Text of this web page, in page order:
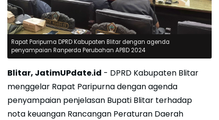
Rapat Paripurna DPRD Kabupaten Blitar dengan agenda
penyampaian Ranperda Perubahan APBD 2024
Blitar, JatimUPdate.id - DPRD Kabupaten Blitar
menggelar Rapat Paripurna dengan agenda
penyampaian penjelasan Bupati Blitar terhadap
nota keuangan Rancangan Peraturan Daerah